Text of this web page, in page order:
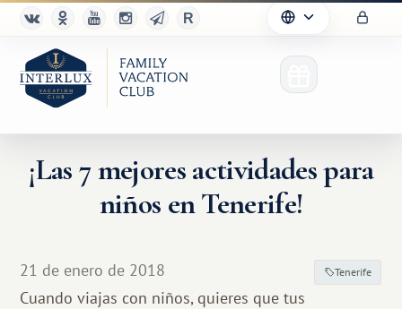
¡Las 7 mejores actividades para
niños en Tenerife!
21 de enero de 2018 Tenerife
Cuando viajas con niños, quieres que tus